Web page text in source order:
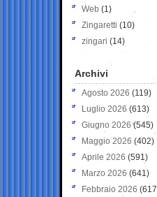
Web (1)
Zingaretti (10)
zingari (14)
Archivi
Agosto 2026 (119)
Luglio 2026 (613)
Giugno 2026 (545)
Maggio 2026 (402)
Aprile 2026 (591)
Marzo 2026 (641)
Febbraio 2026